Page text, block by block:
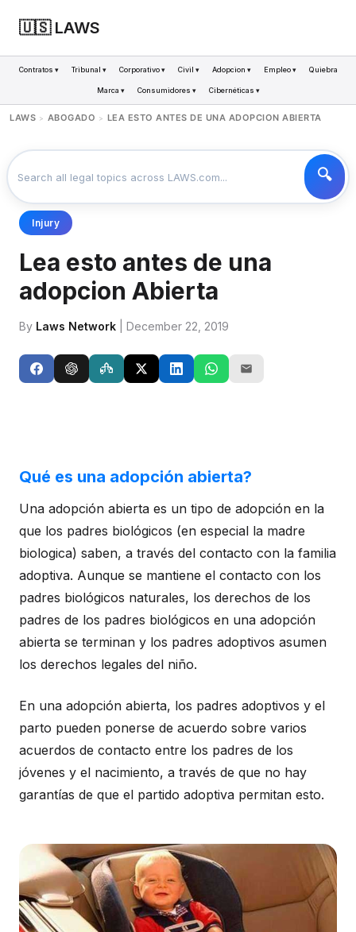
🇺🇸 LAWS
Contratos ▾ Tribunal ▾ Corporativo ▾ Civil ▾ Adopcion ▾ Empleo ▾ Quiebra
Marca ▾ Consumidores ▾ Cibernéticas ▾
LAWS > ABOGADO > LEA ESTO ANTES DE UNA ADOPCION ABIERTA
Injury
Lea esto antes de una
adopcion Abierta
By Laws Network | December 22, 2019
Qué es una adopción abierta?
Una adopción abierta es un tipo de adopción en la
que los padres biológicos (en especial la madre
biologica) saben, a través del contacto con la familia
adoptiva. Aunque se mantiene el contacto con los
padres biológicos naturales, los derechos de los
padres de los padres biológicos en una adopción
abierta se terminan y los padres adoptivos asumen
los derechos legales del niño.
En una adopción abierta, los padres adoptivos y el
parto pueden ponerse de acuerdo sobre varios
acuerdos de contacto entre los padres de los
jóvenes y el nacimiento, a través de que no hay
garantías de que el partido adoptiva permitan esto.